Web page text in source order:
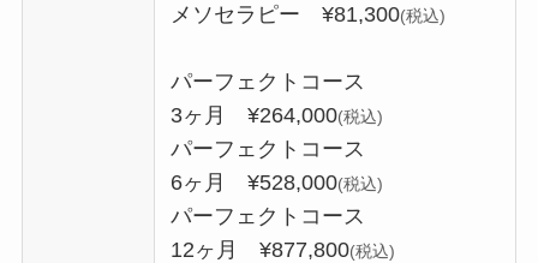
メソセラピー ¥81,300(税込)
パーフェクトコース
3ヶ月 ¥264,000(税込)
パーフェクトコース
6ヶ月 ¥528,000(税込)
パーフェクトコース
12ヶ月 ¥877,800(税込)